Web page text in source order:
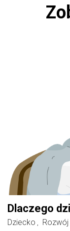
Dlaczego
Dziecko ,
Rozwój